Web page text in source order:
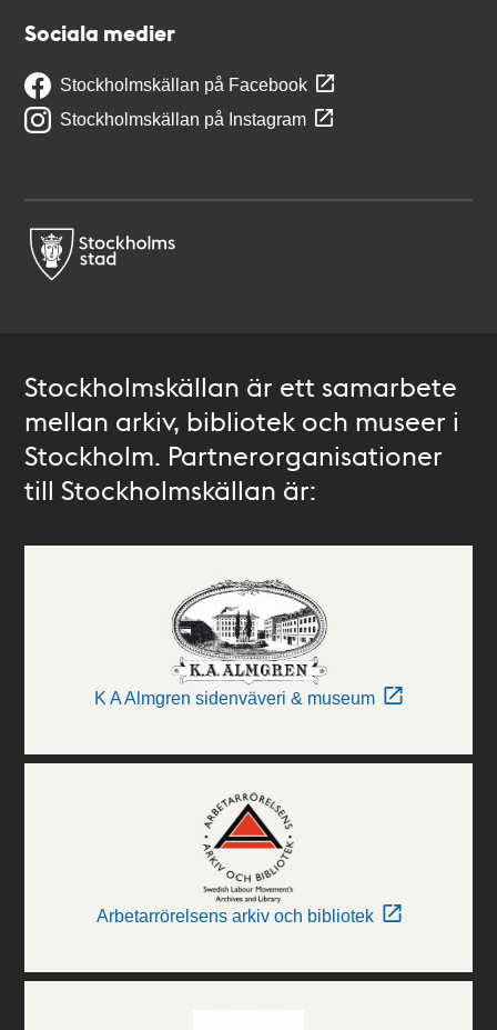
Sociala medier
Stockholmskällan på Facebook
Stockholmskällan på Instagram
Stockholmskällan är ett samarbete
mellan arkiv, bibliotek och museer i
Stockholm. Partnerorganisationer
till Stockholmskällan är:
K A Almgren sidenväveri & museum
Arbetarrörelsens arkiv och bibliotek